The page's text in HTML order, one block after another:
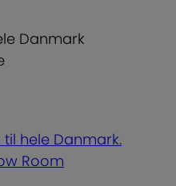
Danmark
hele Danmark.
Room